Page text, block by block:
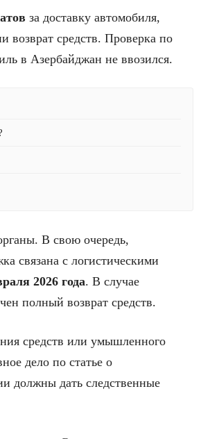
за доставку автомобиля,
возврат средств. Проверка по
в Азербайджан не ввозился.
В свою очередь,
связана с логистическими
2026 года. В случае
полный возврат средств.
средств или умышленного
дело по статье о
должны дать следственные